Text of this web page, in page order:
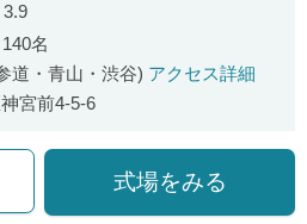
口コミ評価
3.9
名
道・青山・渋谷) アクセス詳細
宮前4-5-6
式場をみる